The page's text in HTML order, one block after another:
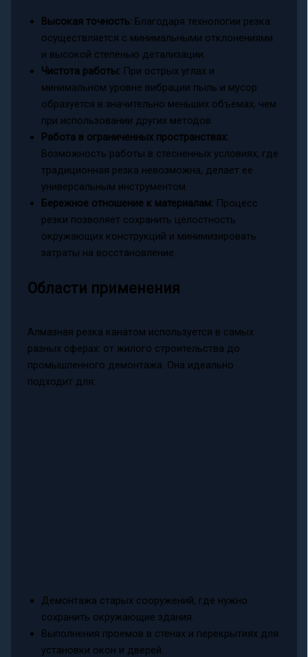
Высокая точность: Благодаря технологии резка
осуществляется с минимальными отклонениями
и высокой степенью детализации.
Чистота работы: При острых углах и
минимальном уровне вибрации пыль и мусор
образуется в значительно меньших объемах, чем
при использовании других методов.
Работа в ограниченных пространствах:
Возможность работы в стесненных условиях, где
традиционная резка невозможна, делает ее
универсальным инструментом.
Бережное отношение к материалам: Процесс
резки позволяет сохранить целостность
окружающих конструкций и минимизировать
затраты на восстановление.
Области применения
Алмазная резка канатом используется в самых
разных сферах: от жилого строительства до
промышленного демонтажа. Она идеально
подходит для:
Демонтажа старых сооружений, где нужно
сохранить окружающие здания.
Выполнения проемов в стенах и перекрытиях для
установки окон и дверей.